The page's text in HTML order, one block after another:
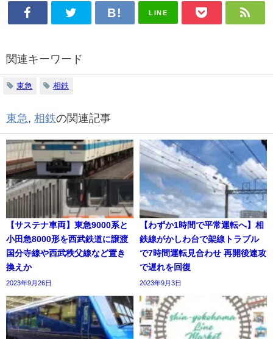
LINE
関連キーワード
東急 相鉄
東急, 相鉄の関連記事
【サステナ車両】東急9000系と
小田急8000形を西武鉄道に譲渡
国分寺線や西武秩父線など置き
換えか
2023年9月26日
【わずか1時間で平常運転へ】相
鉄線がかしわ台で架線トラブル
で7時間運転見合わせ 再開後速攻
で遅れを回復
2023年9月3日